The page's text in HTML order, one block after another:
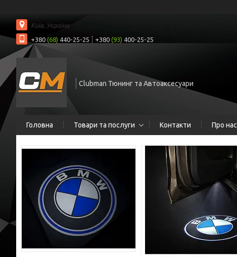
Київ, Україна
+380 (68) 440-25-25 +380 (93) 400-25-25
Clubman Тюнинг та Автоаксесуари
Головна Товари та послуги Контакти Про нас